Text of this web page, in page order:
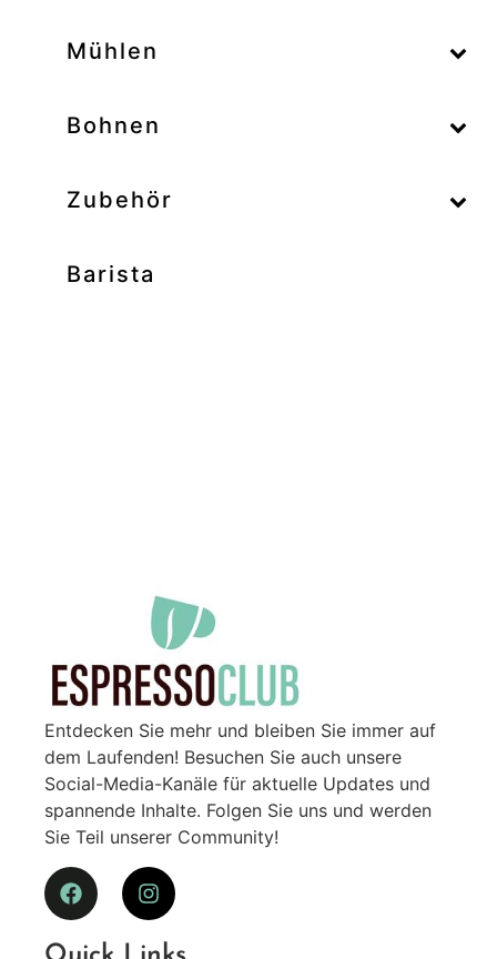
Mühlen
–
Bohnen
–
Zubehör
Barista
Entdecken Sie mehr und bleiben Sie immer auf
dem Laufenden! Besuchen Sie auch unsere
Social-Media-Kanäle für aktuelle Updates und
spannende Inhalte. Folgen Sie uns und werden
Sie Teil unserer Community!